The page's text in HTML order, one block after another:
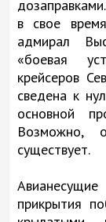
в свое
адмирал
«боевая
крейсеров
сведена к
основной
Возможно,
существует.
прикрытия